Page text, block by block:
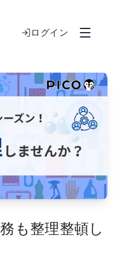
ログイン
も整理整頓し